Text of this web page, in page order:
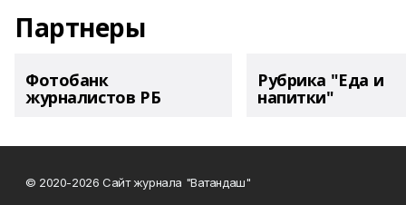
Партнеры
Фотобанк
журналистов РБ
Рубрика "Еда и
напитки"
© 2020-2026 Сайт журнала "Ватандаш"